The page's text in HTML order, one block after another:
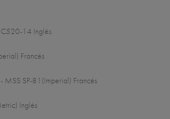
C520-14 Inglés
Francés
MSS SP-81(Imperial) Francés
Inglés